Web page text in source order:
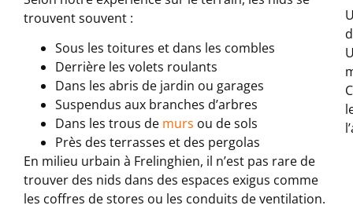
trouvent souvent :
Sous les toitures et dans les combles
Derrière les volets roulants
Dans les abris de jardin ou garages
Suspendus aux branches d’arbres
Dans les trous de murs ou de sols
Près des terrasses et des pergolas
En milieu urbain à Frelinghien, il n’est pas rare de
trouver des nids dans des espaces exigus comme
les coffres de stores ou les conduits de ventilation.